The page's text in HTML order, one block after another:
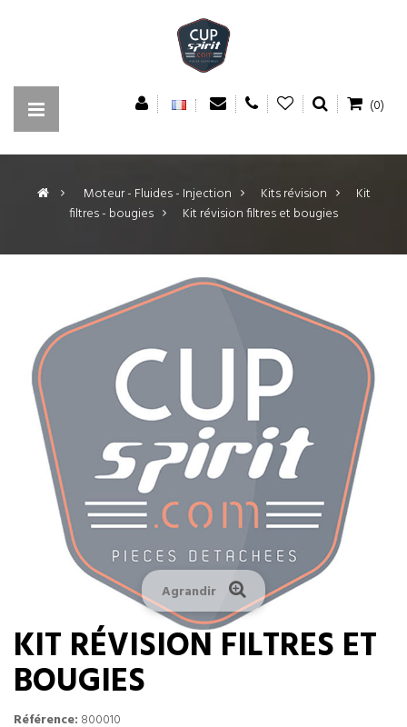
(0)
> Moteur - Fluides - Injection > Kits révision >
Kit
filtres - bougies > Kit révision filtres et bougies
Agrandir
KIT RÉVISION FILTRES ET
BOUGIES
Référence: 800010